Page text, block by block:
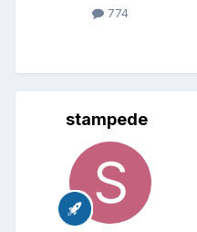
774
stampede